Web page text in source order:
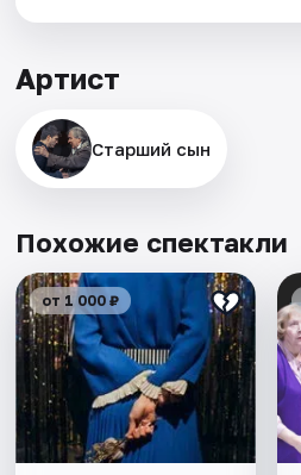
Артист
Старший сын
Похожие спектакли
от 1 000 ₽